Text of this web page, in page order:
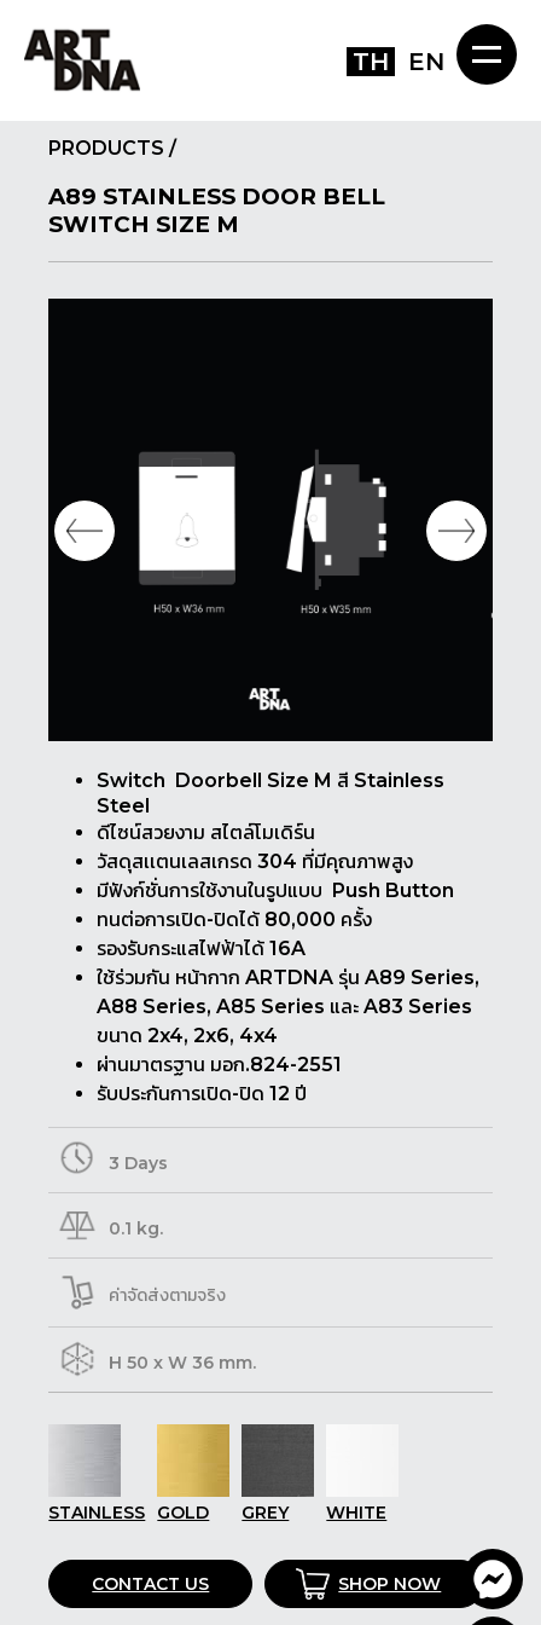
TH EN
PRODUCTS /
A89 STAINLESS DOOR BELL
SWITCH SIZE M
Switch Doorbell Size M สี Stainless
Steel
ดีไซน์สวยงาม สไตล์โมเดิร์น
วัสดุสเเตนเลสเกรด 304 ที่มีคุณภาพสูง
มีฟังก์ชั่นการใช้งานในรูปแบบ Push Button
ทนต่อการเปิด-ปิดได้ 80,000 ครั้ง
รองรับกระแสไฟฟ้าได้ 16A
ใช้ร่วมกัน หน้ากาก ARTDNA รุ่น A89 Series,
A88 Series, A85 Series และ A83 Series
ขนาด 2x4, 2x6, 4x4
ผ่านมาตรฐาน มอก.824-2551
รับประกันการเปิด-ปิด 12 ปี
3 Days
0.1 kg.
ค่าจัดส่งตามจริง
H 50 x W 36 mm.
STAINLESS GOLD GREY WHITE
CONTACT US SHOP NOW